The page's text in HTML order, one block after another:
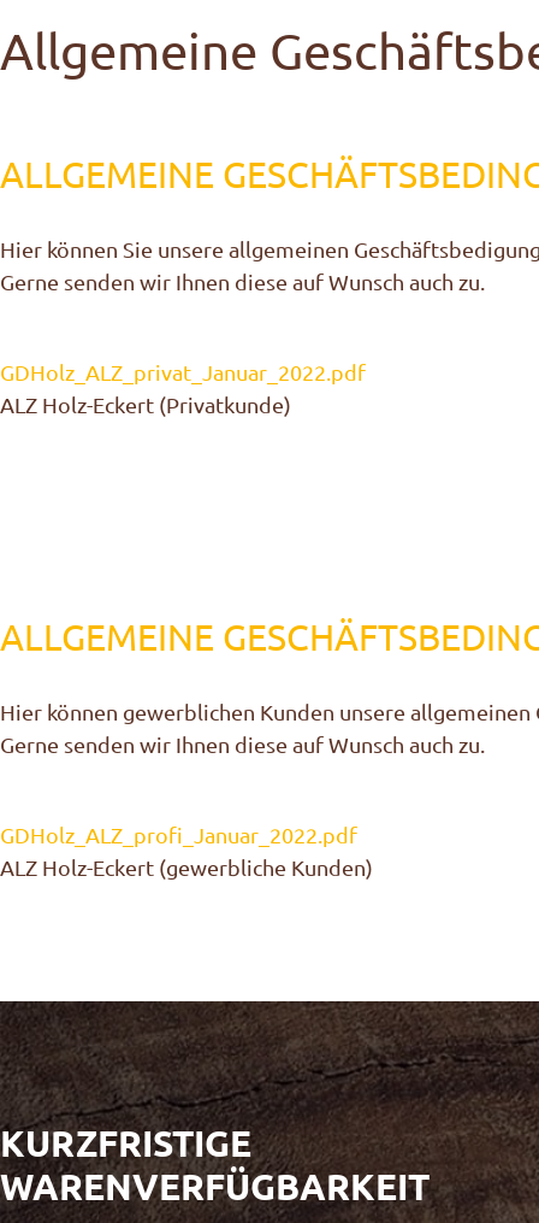
Allgemeine
ALLGEMEINE
Hier können Sie unsere allgemeinen
Gerne senden wir Ihnen diese auf Wunsch auch zu.
GDHolz_ALZ_privat_Januar_2022.pdf
ALZ Holz-Eckert (Privatkunde)
ALLGEMEINE
Hier können gewerblichen Kunden unsere
Gerne senden wir Ihnen diese auf Wunsch auch zu.
GDHolz_ALZ_profi_Januar_2022.pdf
ALZ Holz-Eckert (gewerbliche Kunden)
KURZFRISTIGE
WARENVERFÜGBARKEIT